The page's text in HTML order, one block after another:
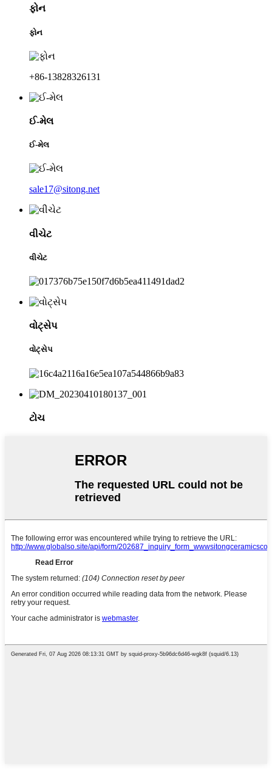
ફોન
ફોન
+86-13828326131
ઈ-મેલ
ઈ-મેલ
sale17@sitong.net
વીચેટ
વીચેટ
વોટ્સેપ
વોટ્સેપ
ટોચ